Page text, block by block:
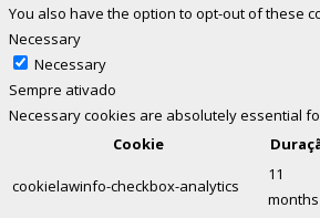
You also have the option to opt-out of these
Necessary
Necessary
Sempre ativado
Necessary cookies are absolutely essential
Cookie
cookielawinfo-checkbox-analytics
11
months